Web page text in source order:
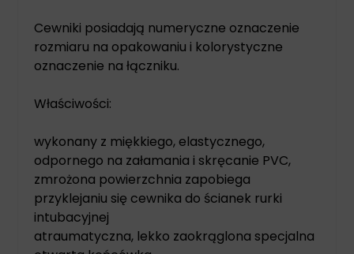
Cewniki posiadają numeryczne oznaczenie
rozmiaru na opakowaniu i kolorystyczne
oznaczenie na łączniku.
Właściwości:
wykonany z miękkiego, elastycznego,
odpornego na załamania i skręcanie PVC,
zmrożona powierzchnia zapobiega
przyklejaniu się cewnika do ścianek rurki
intubacyjnej
atraumatyczna, lekko zaokrąglona specjalna